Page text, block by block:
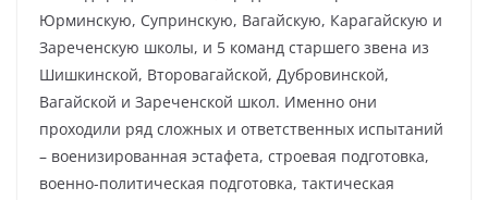
Юрминскую, Супринскую, Вагайскую, Карагайскую и
Зареченскую школы, и 5 команд старшего звена из
Шишкинской, Второвагайской, Дубровинской,
Вагайской и Зареченской школ. Именно они
проходили ряд сложных и ответственных испытаний
– военизированная эстафета, строевая подготовка,
военно-политическая подготовка, тактическая